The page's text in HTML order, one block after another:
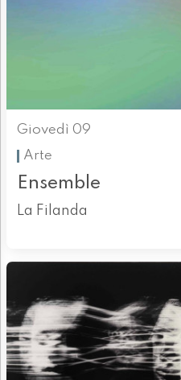
Giovedì 09
Arte
Ensemble
La Filanda